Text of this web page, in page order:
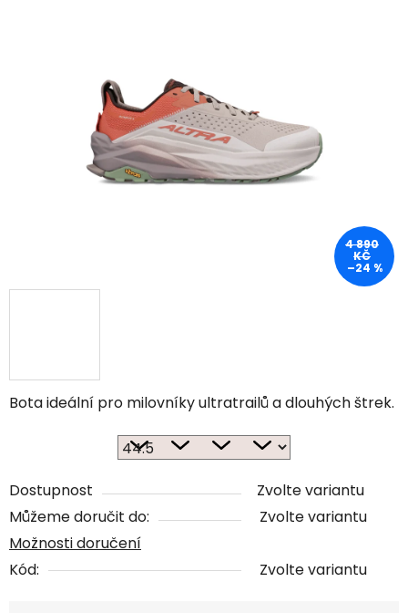
Bota ideální pro milovníky ultratrailů a dlouhých štrek.
Dostupnost
Zvolte variantu
Můžeme doručit do:
Zvolte variantu
Možnosti doručení
Kód:
Zvolte variantu
4 890
KČ
–24 %